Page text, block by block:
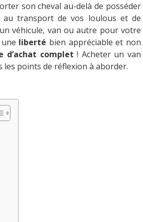
son cheval au-delà de posséder
au transport de vos loulous et de
véhicule, van ou autre pour votre
liberté bien appréciable et non
d’achat complet ! Acheter un van
points de réflexion à aborder.